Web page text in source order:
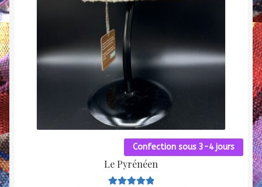
Confection sous 3-4 jours
Le Pyrénéen